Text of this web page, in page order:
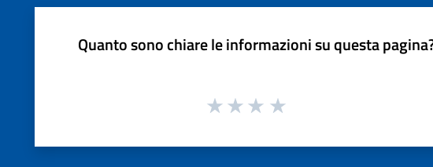
Quanto sono chiare le informazioni su questa